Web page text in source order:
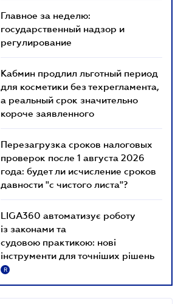
Главное за неделю:
государственный надзор и
регулирование
Кабмин продлил льготный период
для косметики без техрегламента,
а реальный срок значительно
короче заявленного
Перезагрузка сроков налоговых
проверок после 1 августа 2026
года: будет ли исчисление сроков
давности "с чистого листа"?
LIGA360 автоматизує роботу
із законами та
судовою практикою: нові
інструменти для точніших рішень
R